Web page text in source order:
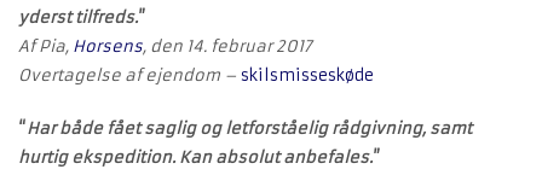
yderst tilfreds.”
Af Pia, Horsens, den 14. februar 2017
Overtagelse af ejendom – skilsmisseskøde
“Har både fået saglig og letforståelig rådgivning, samt
hurtig ekspedition. Kan absolut anbefales.”